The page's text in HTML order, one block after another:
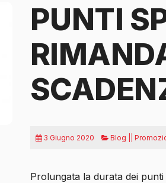
PUNTI
3 Giugno 2020 Blog ||
Prolungata la durata dei punti